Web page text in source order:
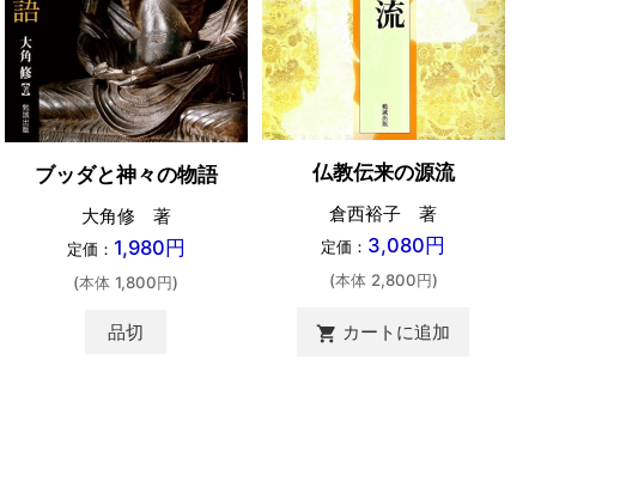
ブッダと神々の物語
大角修 著
定価： 1,980円
(本体 1,800円)
品切
仏教伝来の源流
倉西裕子 著
定価： 3,080円
(本体 2,800円)
shopping_cart カートに追加